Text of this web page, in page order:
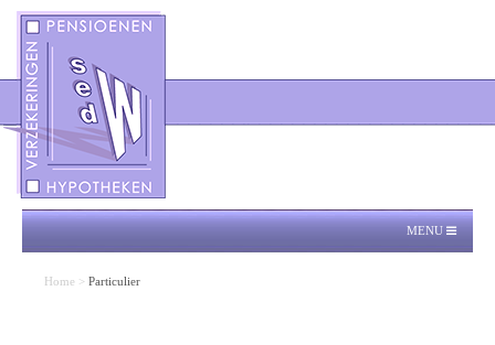
MENU
Home > Particulier